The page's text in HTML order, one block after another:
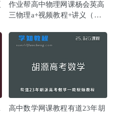
作业帮高中物理网课杨会英高
三物理a+视频教程+讲义（暑
高中数学网课教程有道23年胡